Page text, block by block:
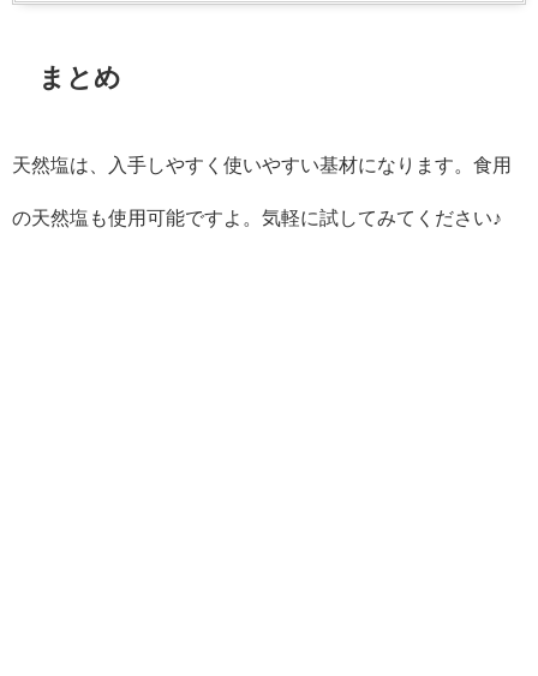
まとめ
天然塩は、入手しやすく使いやすい基材になります。食用
の天然塩も使用可能ですよ。気軽に試してみてください♪